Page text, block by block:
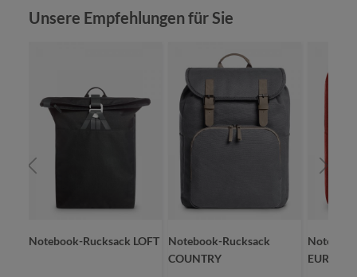
Produktgalerie überspringen
Unsere Empfehlungen für Sie
Notebook-Rucksack LOFT
Notebook-Rucksack
COUNTRY
EUROPE